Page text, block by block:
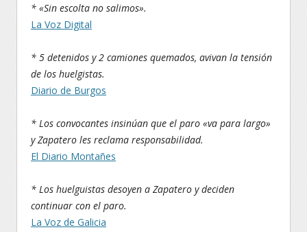
* «Sin escolta no salimos».
La Voz Digital
* 5 detenidos y 2 camiones quemados, avivan la tensión
de los huelgistas.
Diario de Burgos
* Los convocantes insinúan que el paro «va para largo»
y Zapatero les reclama responsabilidad.
El Diario Montañes
* Los huelguistas desoyen a Zapatero y deciden
continuar con el paro.
La Voz de Galicia